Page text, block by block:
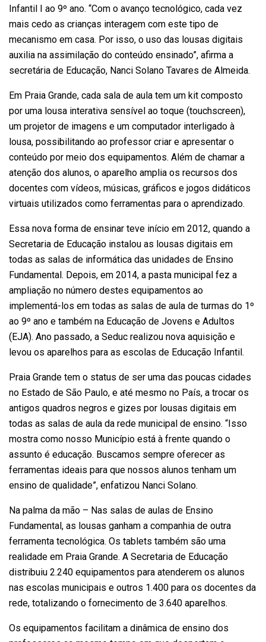
Infantil I ao 9º ano. “Com o avanço tecnológico, cada vez
mais cedo as crianças interagem com este tipo de
mecanismo em casa. Por isso, o uso das lousas digitais
auxilia na assimilação do conteúdo ensinado”, afirma a
secretária de Educação, Nanci Solano Tavares de Almeida.
Em Praia Grande, cada sala de aula tem um kit composto
por uma lousa interativa sensível ao toque (touchscreen),
um projetor de imagens e um computador interligado à
lousa, possibilitando ao professor criar e apresentar o
conteúdo por meio dos equipamentos. Além de chamar a
atenção dos alunos, o aparelho amplia os recursos dos
docentes com vídeos, músicas, gráficos e jogos didáticos
virtuais utilizados como ferramentas para o aprendizado.
Essa nova forma de ensinar teve início em 2012, quando a
Secretaria de Educação instalou as lousas digitais em
todas as salas de informática das unidades de Ensino
Fundamental. Depois, em 2014, a pasta municipal fez a
ampliação no número destes equipamentos ao
implementá-los em todas as salas de aula de turmas do 1º
ao 9º ano e também na Educação de Jovens e Adultos
(EJA). Ano passado, a Seduc realizou nova aquisição e
levou os aparelhos para as escolas de Educação Infantil.
Praia Grande tem o status de ser uma das poucas cidades
no Estado de São Paulo, e até mesmo no País, a trocar os
antigos quadros negros e gizes por lousas digitais em
todas as salas de aula da rede municipal de ensino. “Isso
mostra como nosso Município está à frente quando o
assunto é educação. Buscamos sempre oferecer as
ferramentas ideais para que nossos alunos tenham um
ensino de qualidade”, enfatizou Nanci Solano.
Na palma da mão – Nas salas de aulas de Ensino
Fundamental, as lousas ganham a companhia de outra
ferramenta tecnológica. Os tablets também são uma
realidade em Praia Grande. A Secretaria de Educação
distribuiu 2.240 equipamentos para atenderem os alunos
nas escolas municipais e outros 1.400 para os docentes da
rede, totalizando o fornecimento de 3.640 aparelhos.
Os equipamentos facilitam a dinâmica de ensino dos